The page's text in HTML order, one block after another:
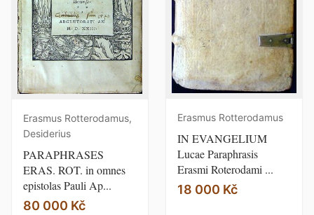
Erasmus Rotterodamus,
Desiderius
PARAPHRASES
ERAS. ROT. in omnes
epistolas Pauli Ap...
80 000 Kč
Erasmus Rotterodamus
IN EVANGELIUM
Lucae Paraphrasis
Erasmi Roterodami ...
18 000 Kč